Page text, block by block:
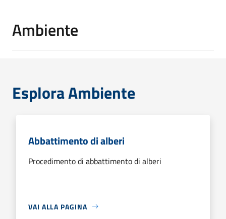
Ambiente
Esplora Ambiente
Abbattimento di alberi
Procedimento di abbattimento di alberi
VAI ALLA PAGINA